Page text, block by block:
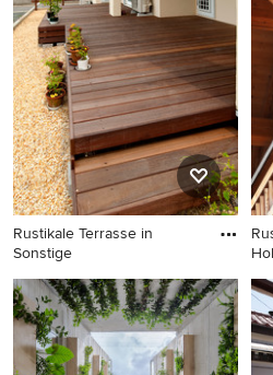
Rustikale Terrasse in
Sonstige
Rustikale Terrasse in
Sonstige